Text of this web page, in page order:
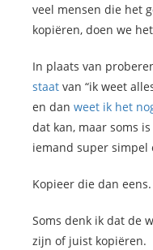
veel mensen die het
kopiëren, doen we
In plaats van
staat van “ik weet
en dan weet ik het
dat kan, maar soms
iemand super simpel
Kopieer die dan eens.
Soms denk ik dat de
zijn of juist kopiëren.